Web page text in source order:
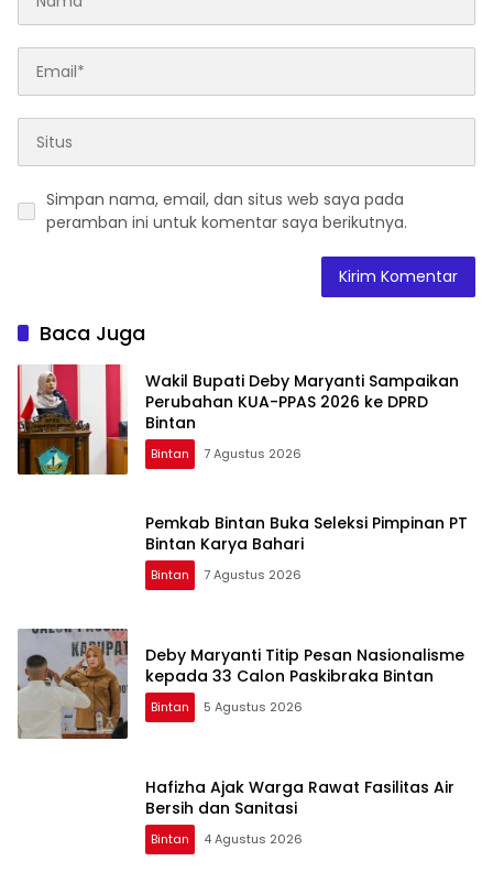
Simpan nama, email, dan situs web saya pada
peramban ini untuk komentar saya berikutnya.
Baca Juga
Wakil Bupati Deby Maryanti Sampaikan
Perubahan KUA-PPAS 2026 ke DPRD
Bintan
Bintan 7 Agustus 2026
Pemkab Bintan Buka Seleksi Pimpinan PT
Bintan Karya Bahari
Bintan 7 Agustus 2026
Deby Maryanti Titip Pesan Nasionalisme
kepada 33 Calon Paskibraka Bintan
Bintan 5 Agustus 2026
Hafizha Ajak Warga Rawat Fasilitas Air
Bersih dan Sanitasi
Bintan 4 Agustus 2026